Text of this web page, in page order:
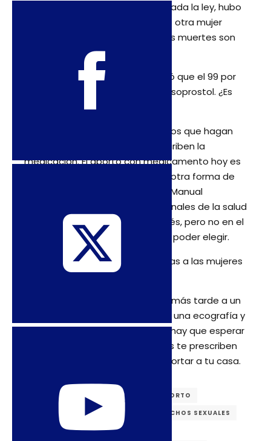
aborto. Pero en el 2013, ya aprobada la ley, hubo
una muerte y en febrero del 2016 otra mujer
murió por aborto clandestino. Las muertes son
injustas y evitables.
–El Ministerio de Salud contabilizó que el 99 por
ciento de los abortos son con Misoprostol. ¿Es
buena esta uniformidad?
–No tenemos en Uruguay médicos que hagan
abortos, sino médicos que prescriben la
medicación. El aborto con medicamento hoy es
la única vía y no se puede elegir otra forma de
intervención como la Aspiración Manual
Endouterina (AMEU). Los profesionales de la salud
quieren intervenir antes y después, pero no en el
aborto. Y las mujeres tienen que poder elegir.
–¿El sistema de salud pone trabas a las mujeres
que buscan abortar?
–Primero tenes que ir al ingreso, más tarde a un
equipo interdisciplinario, hacerte una ecografía y
exámenes de sangre. Con todo hay que esperar
cinco días de reflexión y después te prescriben
la medicación y te mandan a abortar a tu casa.
CRIMINALIZACIÓN
DERECHO AL ABORTO
DERECHOS REPRODUCTIVOS
DERECHOS SEXUALES
MORTALIDAD MATERNA